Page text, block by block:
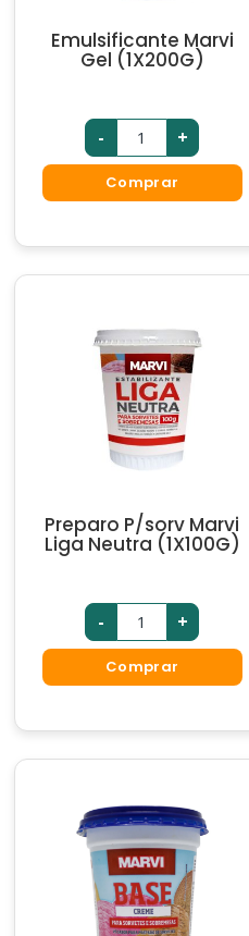
Emulsificante Marvi
Gel (1X200G)
- +
Comprar
Preparo P/sorv Marvi
Liga Neutra (1X100G)
- +
Comprar